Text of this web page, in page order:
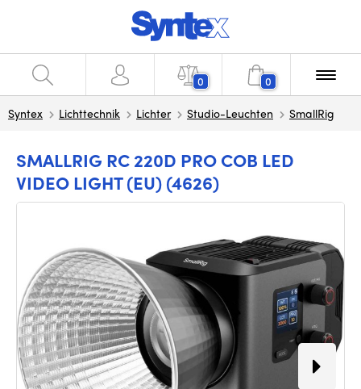
0 0
Syntex Lichttechnik Lichter Studio-Leuchten SmallRig
SMALLRIG RC 220D PRO COB LED
VIDEO LIGHT (EU) (4626)